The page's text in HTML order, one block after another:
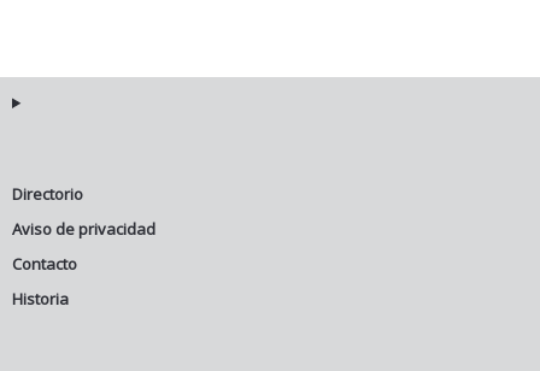
Directorio
Aviso de privacidad
Contacto
Historia